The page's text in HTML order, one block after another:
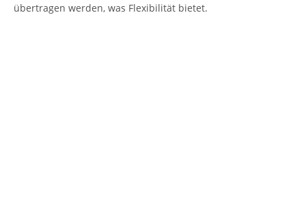
übertragen werden, was Flexibilität bietet.